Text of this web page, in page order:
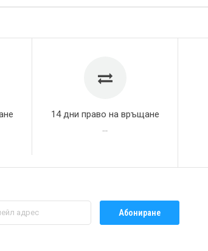
14 дни право на връщане
Абониране